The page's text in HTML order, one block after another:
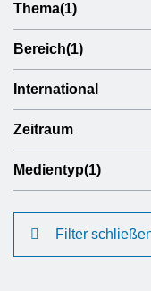
Thema(1)
Bereich(1)
International
Zeitraum
Medientyp(1)
Filter